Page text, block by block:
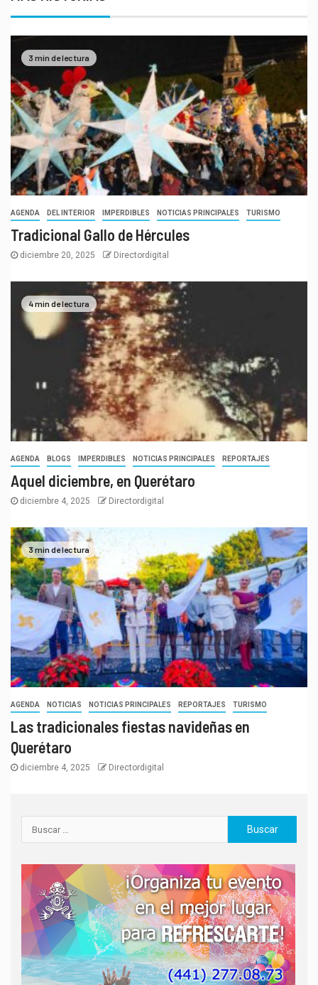
3 min de lectura
AGENDA DEL INTERIOR IMPERDIBLES NOTICIAS PRINCIPALES TURISMO
Tradicional Gallo de Hércules
diciembre 20, 2025 Directordigital
4 min de lectura
AGENDA BLOGS IMPERDIBLES NOTICIAS PRINCIPALES REPORTAJES
Aquel diciembre, en Querétaro
diciembre 4, 2025 Directordigital
3 min de lectura
AGENDA NOTICIAS NOTICIAS PRINCIPALES REPORTAJES TURISMO
Las tradicionales fiestas navideñas en
Querétaro
diciembre 4, 2025 Directordigital